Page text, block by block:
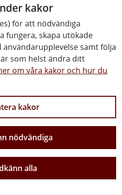
kakor
för att nödvändiga
fungera, skapa utökade
samt följa
som helst ändra ditt
om våra kakor och hur du
kakor
nödvändiga
alla
eller
rör körkort
övrigt
järnväg, färja eller något
rör väg, järnväg, färja eller
angående